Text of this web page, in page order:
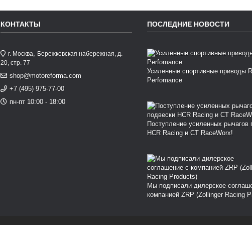
КОНТАКТЫ
г. Москва, Бережковская набережная, д.
20, стр. 77
shop@motoreforma.com
+7 (495) 975-77-00
пн-пт 10:00 - 18:00
ПОСЛЕДНИЕ НОВОСТИ
Усиленные спортивные приводы
Perfomance
Поступление усиленных рычагов
HCR Racing и CT RaceWorx!
Мы подписали дилерское
компанией ZRP (Zollinger Racing